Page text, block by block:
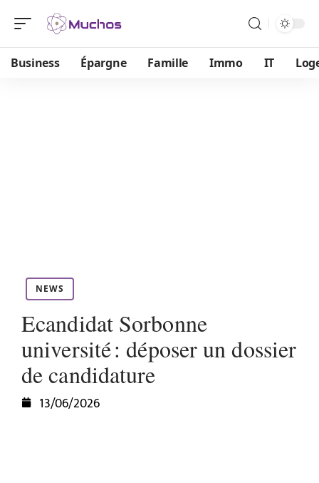
Business Épargne Famille Immo IT
NEWS
Ecandidat Sorbonne
université : déposer un dossier
de candidature
13/06/2026